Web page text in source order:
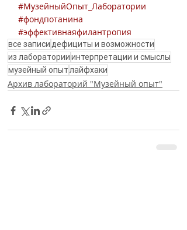
#МузейныйОпыт_Лаборатории
#фондпотанина
#эффективнаяфилантропия
все записи дефициты и возможности
из лабораторииинтерпретации и смыслы
музейный опытлайфхаки
Архив лабораторий "Музейный опыт"